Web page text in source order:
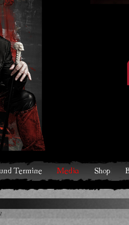
Band Discografie